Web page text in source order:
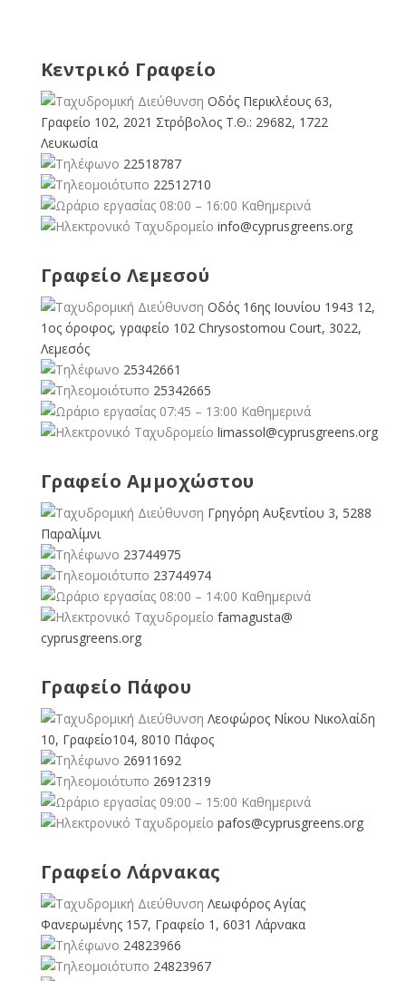
Κεντρικό Γραφείο
Οδός Περικλέους 63,
Γραφείο 102, 2021 Στρόβολος Τ.Θ.: 29682, 1722
Λευκωσία
22518787
22512710
08:00 – 16:00 Καθημερινά
info@cyprusgreens.org
Γραφείο Λεμεσού
Οδός 16ης Ιουνίου 1943 12,
1ος όροφος, γραφείο 102 Chrysostomou Court, 3022,
Λεμεσός
25342661
25342665
07:45 – 13:00 Καθημερινά
limassol@cyprusgreens.org
Γραφείο Αμμοχώστου
Γρηγόρη Αυξεντίου 3, 5288
Παραλίμνι
23744975
23744974
08:00 – 14:00 Καθημερινά
famagusta@
cyprusgreens.org
Γραφείο Πάφου
Λεοφώρος Νίκου Νικολαίδη
10, Γραφείο104, 8010 Πάφος
26911692
26912319
09:00 – 15:00 Καθημερινά
pafos@cyprusgreens.org
Γραφείο Λάρνακας
Λεωφόρος Αγίας
Φανερωμένης 157, Γραφείο 1, 6031 Λάρνακα
24823966
24823967